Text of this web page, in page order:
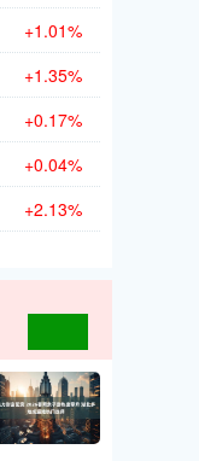
+1.01%
+1.35%
+0.17%
+0.04%
+2.13%